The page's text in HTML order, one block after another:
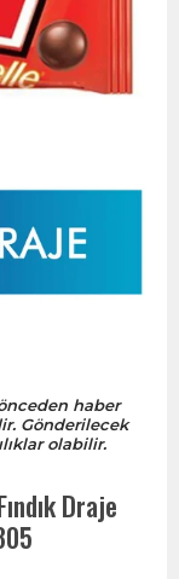
haber
Gönderilecek
olabilir.
Draje